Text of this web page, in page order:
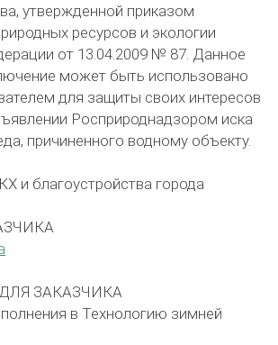
утвержденной приказом
ресурсов и экологии
от 13.04.2009 № 87. Данное
может быть использовано
для защиты своих интересов
Росприроднадзором иска
причиненного водному объекту.
и благоустройства города
ЗАКАЗЧИКА
в Технологию зимней